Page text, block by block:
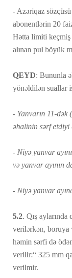
- Azəriqaz
abonentlərin 20
Hətta limiti
alınan pul böyük
QEYD: Bununla
yönəldilən suallar
- Yanvarın 11-dək
əhalinin sərf etdiyi
- Niyə yanvar
və yanvar ayının
- Niyə yanvar
5.2. Qış
verilərkən, boruya
həmin sərfi də
verilir:“ 325 mm
verilmir.